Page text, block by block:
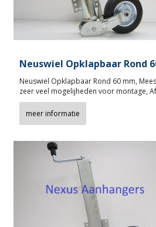
Neuswiel Opklapbaar Rond
Neuswiel Opklapbaar Rond 60 mm,
zeer veel mogelijheden voor montage,
meer informatie